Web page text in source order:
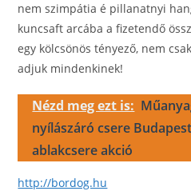
nem szimpátia é pillanatnyi
kuncsaft arcába a fizetendő
egy kölcsönös tényező, nem
adjuk mindenkinek!
Nézd meg ezt is:
nyílászáró csere
ablakcsere akció
http://bordog.hu